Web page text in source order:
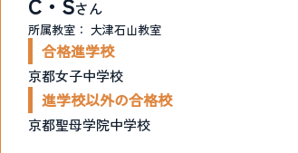
さん
所属教室： 大津石山教室
合格進学校
京都女子中学校
進学校以外の合格校
京都聖母学院中学校